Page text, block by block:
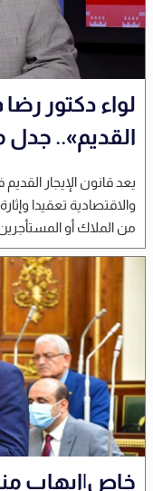
لواء دكتور
القديم»..
يعد قانون الإيجار
والاقتصادية تعقيدا
من الملاك أو